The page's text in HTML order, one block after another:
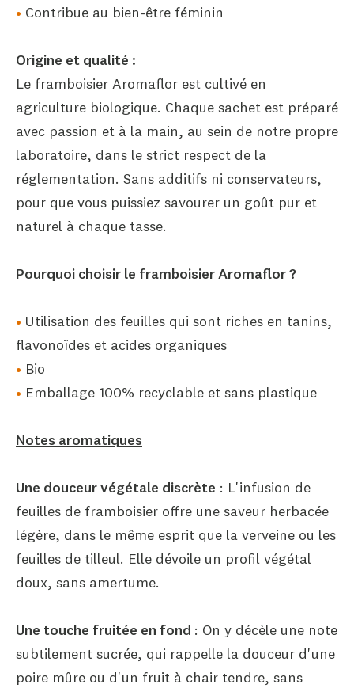
Contribue au bien-être féminin
Origine et qualité :
Le framboisier Aromaflor est cultivé en
agriculture biologique. Chaque sachet est préparé
avec passion et à la main, au sein de notre propre
laboratoire, dans le strict respect de la
réglementation. Sans additifs ni conservateurs,
pour que vous puissiez savourer un goût pur et
naturel à chaque tasse.
Pourquoi choisir le framboisier Aromaflor ?
Utilisation des feuilles qui sont riches en tanins,
flavonoïdes et acides organiques
Bio
Emballage 100% recyclable et sans plastique
Notes aromatiques
Une douceur végétale discrète : L'infusion de
feuilles de framboisier offre une saveur herbacée
légère, dans le même esprit que la verveine ou les
feuilles de tilleul. Elle dévoile un profil végétal
doux, sans amertume.
Une touche fruitée en fond : On y décèle une note
subtilement sucrée, qui rappelle la douceur d'une
poire mûre ou d'un fruit à chair tendre, sans